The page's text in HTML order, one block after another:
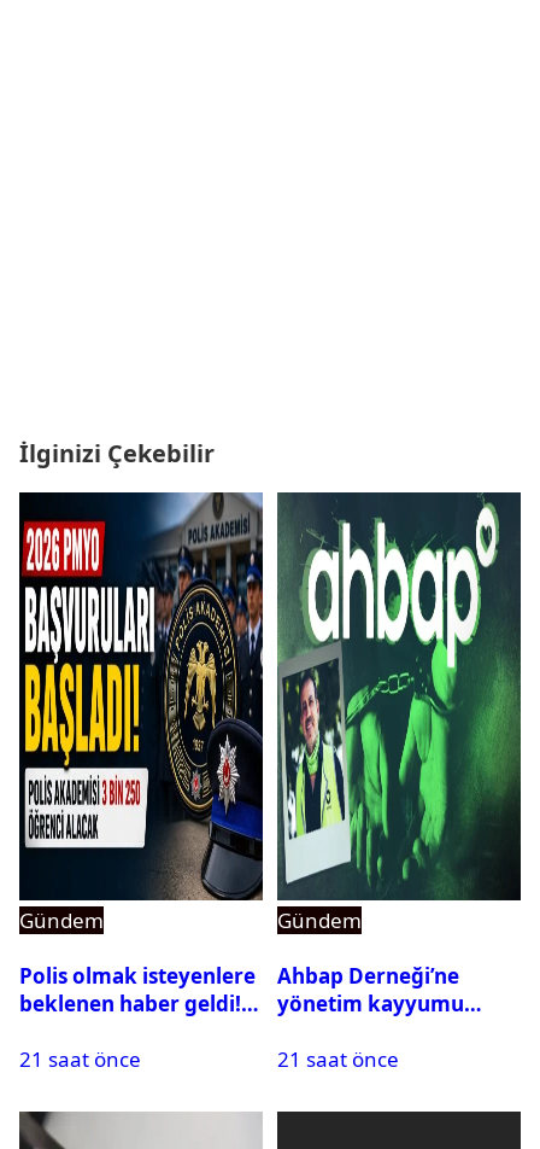
İlginizi Çekebilir
Gündem
Polis olmak isteyenlere
beklenen haber geldi!
21 saat önce
Gündem
Ahbap Derneği’ne
yönetim kayyumu
açıldı
21 saat önce